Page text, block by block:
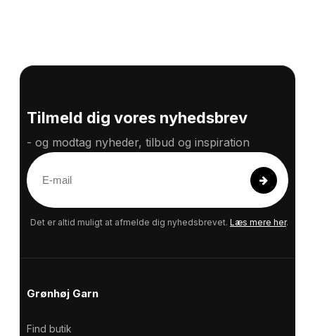
Tilmeld dig vores nyhedsbrev
- og modtag nyheder, tilbud og inspiration
E
m
a
Det er altid muligt at afmelde dig nyhedsbrevet. Læs mere her.
Grønhøj Garn
Find butik